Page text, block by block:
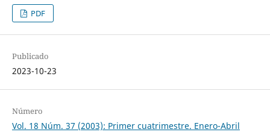
PDF
Publicado
2023-10-23
Número
Vol. 18 Núm. 37 (2003): Primer cuatrimestre. Enero-Abril